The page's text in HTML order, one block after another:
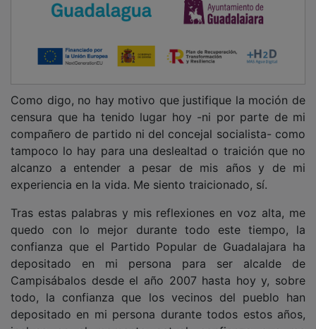
censura que ha tenido lugar hoy -ni por parte de mi
compañero de partido ni del concejal socialista- como
tampoco lo hay para una deslealtad o traición que no
alcanzo a entender a pesar de mis años y de mi
experiencia en la vida. Me siento traicionado, sí.
quedo con lo mejor durante todo este tiempo, la
confianza que el Partido Popular de Guadalajara ha
depositado en mi persona para ser alcalde de
Campisábalos desde el año 2007 hasta hoy y, sobre
todo, la confianza que los vecinos del pueblo han
depositado en mi persona durante todos estos años,
incluso en el momento actual, confianza que me